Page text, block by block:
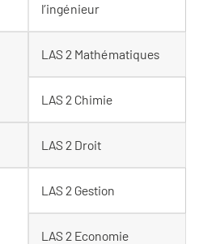
l’ingénieur
LAS 2 Mathématiques
LAS 2 Chimie
LAS 2 Droit
LAS 2 Gestion
LAS 2 Economie